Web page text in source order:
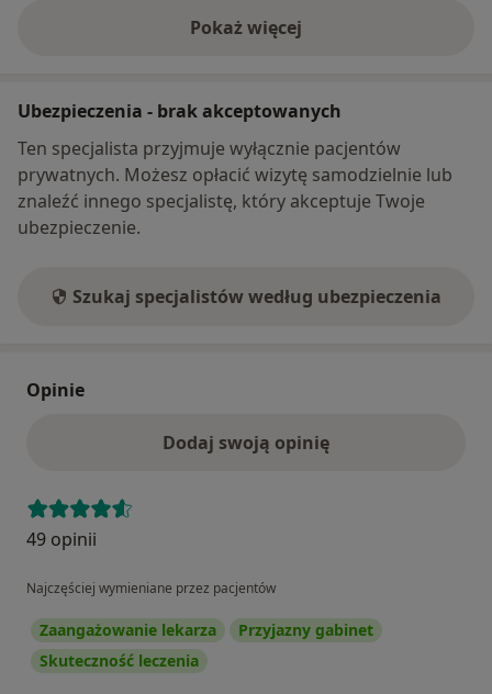
Pokaż więcej
o adresie
Ubezpieczenia - brak akceptowanych
Ten specjalista przyjmuje wyłącznie pacjentów
prywatnych. Możesz opłacić wizytę samodzielnie lub
znaleźć innego specjalistę, który akceptuje Twoje
ubezpieczenie.
Szukaj specjalistów według ubezpieczenia
Opinie
Dodaj swoją opinię
49 opinii
Najczęściej wymieniane przez pacjentów
Zaangażowanie lekarza
Przyjazny gabinet
Skuteczność leczenia